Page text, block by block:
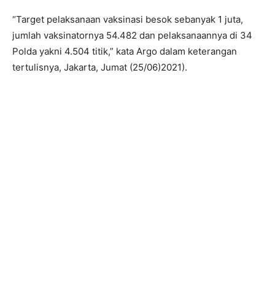
“Target pelaksanaan vaksinasi besok sebanyak 1 juta,
jumlah vaksinatornya 54.482 dan pelaksanaannya di 34
Polda yakni 4.504 titik,” kata Argo dalam keterangan
tertulisnya, Jakarta, Jumat (25/06)2021).